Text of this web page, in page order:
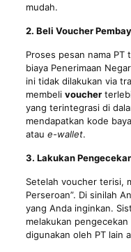
mudah.
2. Beli Voucher
Proses pesan nama PT
biaya Penerimaan
ini tidak dilakukan via
membeli voucher
yang terintegrasi di
mendapatkan kode
atau e-wallet.
3. Lakukan
Setelah voucher terisi,
Perseroan”. Di sinilah
yang Anda inginkan.
melakukan
digunakan oleh PT lain